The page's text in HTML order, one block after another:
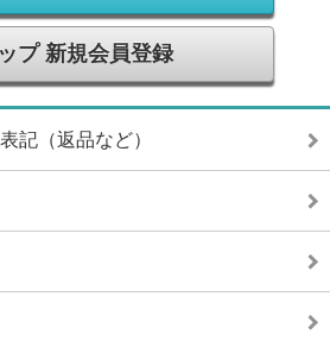
プ 新規会員登録
記（返品など）